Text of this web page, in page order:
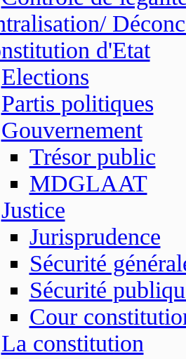
d'Etat
Elections
Partis politiques
Gouvernement
Trésor public
MDGLAAT
Justice
Jurisprudence
Sécurité
Sécurité
Cour
La constitution